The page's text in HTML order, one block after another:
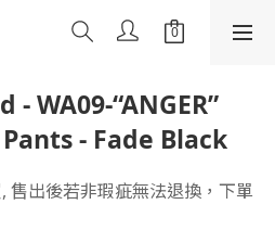
WA09-“ANGER”
- Fade Black
售出後若非瑕疵無法退換，下單